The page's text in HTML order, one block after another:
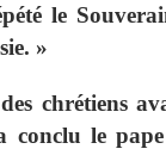
le
»
chrétiens
conclu le